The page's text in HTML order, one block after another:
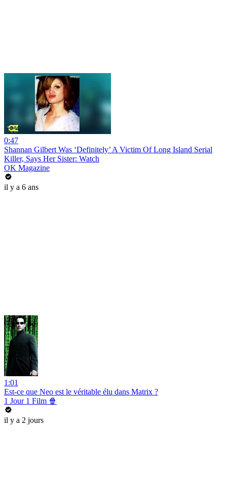
0:47
Shannan Gilbert Was ‘Definitely’ A Victim Of Long Island Serial
Killer, Says Her Sister: Watch
OK Magazine
il y a 6 ans
1:01
Est-ce que Neo est le véritable élu dans Matrix ?
1 Jour 1 Film 🍿
il y a 2 jours